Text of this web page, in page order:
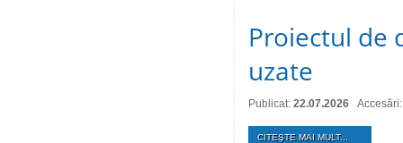
Proiectul de
uzate
Publicat: 22.07.2026
CITEŞTE MAI MULT...